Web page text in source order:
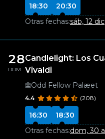
18:30
20:30
Otras fechas:sáb, 12 dic
28
DOM
Candlelight: Los
Vivaldi
Odd Fellow Palæet
4.4 (208)
16:30 18:30
Otras fechas:dom, 30